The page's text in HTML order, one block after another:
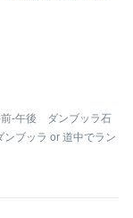
前-午後 ダンブッラ石
ブッラ or 道中でラン